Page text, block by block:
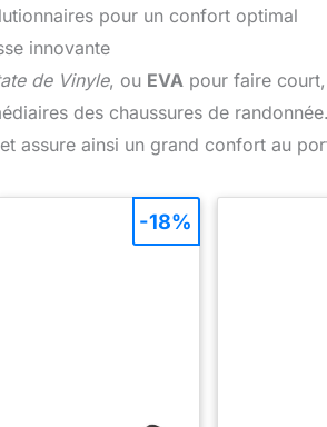
pour un confort optimal
innovante
de Vinyle, ou EVA pour faire
des chaussures de
assure ainsi un grand confort au
-18%